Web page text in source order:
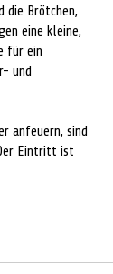
die Brötchen,
eine kleine,
für ein
und
anfeuern, sind
Eintritt ist